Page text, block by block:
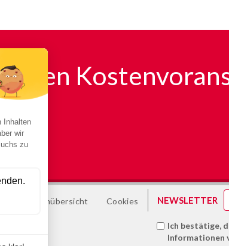
einen
Seitenübersicht Cookies NEWSLETTER
Ich bestätige,
Informationen